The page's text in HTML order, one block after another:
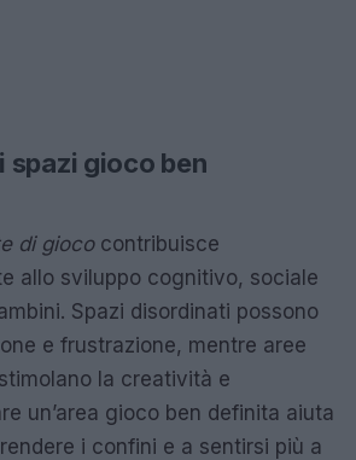
spazi gioco ben
di giococontribuisce
allo sviluppo cognitivo, sociale
Spazi disordinati possono
e frustrazione, mentre aree
la creatività e
un’area gioco ben definita aiuta
i confini e a sentirsi più a